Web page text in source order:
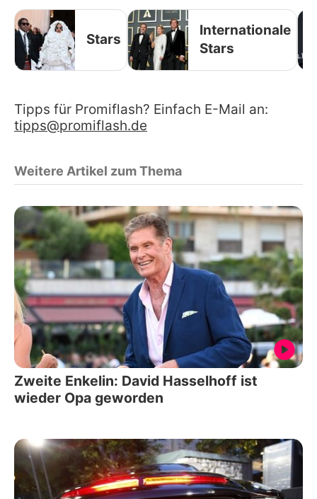
Stars
Internationale
Stars
Tipps für Promiflash? Einfach E-Mail an:
tipps@promiflash.de
Weitere Artikel zum Thema
Zweite Enkelin: David Hasselhoff ist
wieder Opa geworden